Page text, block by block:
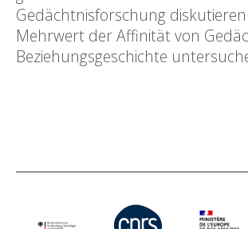
Gedächtnisforschung
Mehrwert der Affinität von
Beziehungsgeschichte